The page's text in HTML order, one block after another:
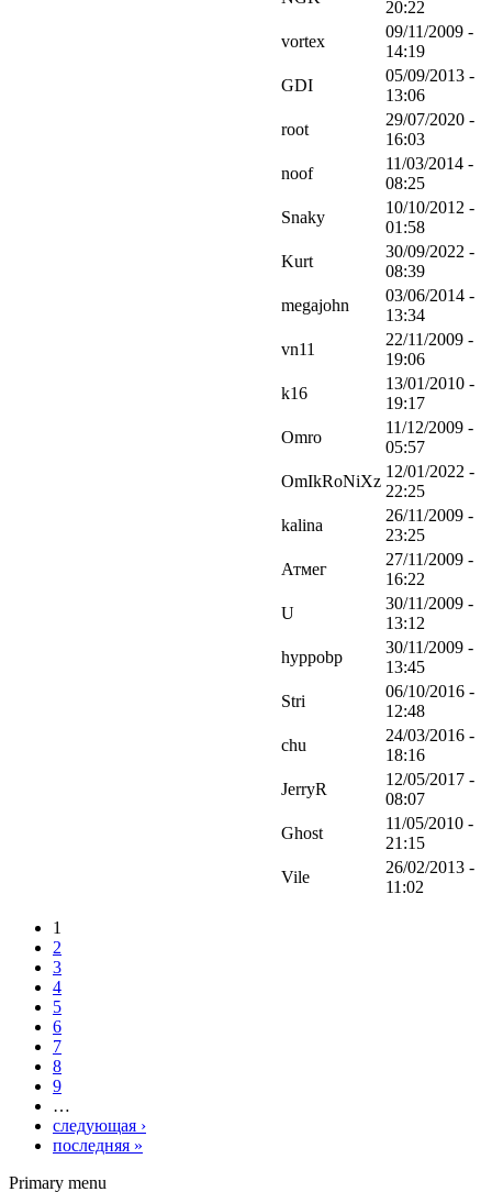
20:22
vortex
09/11/2009 -
14:19
GDI
05/09/2013 -
13:06
root
29/07/2020 -
16:03
noof
11/03/2014 -
08:25
Snaky
10/10/2012 -
01:58
Kurt
30/09/2022 -
08:39
megajohn
03/06/2014 -
13:34
vn11
22/11/2009 -
19:06
k16
13/01/2010 -
19:17
Omro
11/12/2009 -
05:57
OmIkRoNiXz
12/01/2022 -
22:25
kalina
26/11/2009 -
23:25
Атмег
27/11/2009 -
16:22
U
30/11/2009 -
13:12
hyppobp
30/11/2009 -
13:45
Stri
06/10/2016 -
12:48
chu
24/03/2016 -
18:16
JerryR
12/05/2017 -
08:07
Ghost
11/05/2010 -
21:15
Vile
26/02/2013 -
11:02
1
2
3
4
5
6
7
8
9
…
следующая ›
последняя »
Primary menu